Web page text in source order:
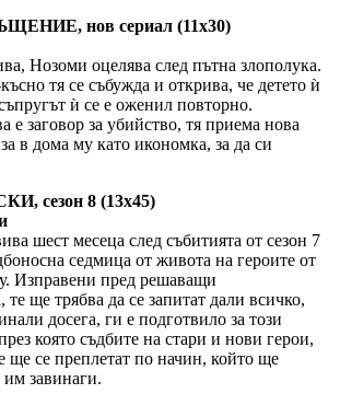
нов сериал (11х30)
Нозоми оцелява след пътна злополука.
тя се събужда и открива, че детето ѝ
ѝ се е оженил повторно.
е заговор за убийство, тя приема нова
в дома му като икономка, за да си
сезон 8 (13х45)
шест месеца след събитията от сезон 7
седмица от живота на героите от
Изправени пред решаващи
те ще трябва да се запитат дали всичко,
досега, ги е подготвило за този
която съдбите на стари и нови герои,
ще се преплетат по начин, който ще
завинаги.